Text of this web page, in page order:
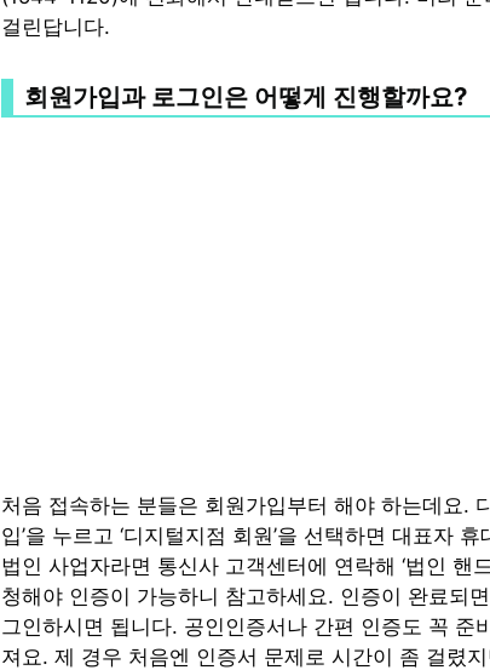
걸린답니다.
회원가입과 로그인은 어떻게 진행할까요?
처음 접속하는 분들은 회원가입부터 해야 하는데요.
입’을 누르고 ‘디지털지점 회원’을 선택하면 대표자
법인 사업자라면 통신사 고객센터에 연락해 ‘법인 핸
청해야 인증이 가능하니 참고하세요. 인증이 완료되
그인하시면 됩니다. 공인인증서나 간편 인증도 꼭 준
져요. 제 경우 처음엔 인증서 문제로 시간이 좀 걸렸